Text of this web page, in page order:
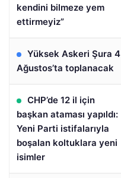
kendini bilmeze yem
ettirmeyiz”
Yüksek Askeri Şura 4
Ağustos’ta toplanacak
CHP’de 12 il için
başkan ataması yapıldı:
Yeni Parti istifalarıyla
boşalan koltuklara yeni
isimler